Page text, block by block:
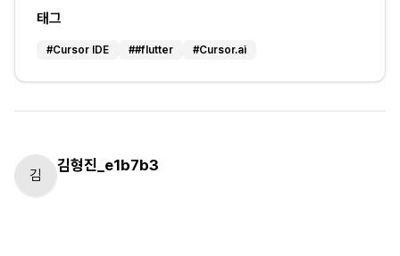
태그
#Cursor IDE ##flutter #Cursor.ai
김
김형진_e1b7b3